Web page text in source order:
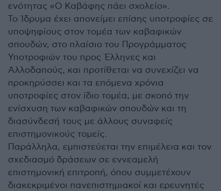
ενότητας «Ο Καβάφης πάει σχολείο».
Το Ίδρυμα έχει απονείμει επίσης υποτροφίες σε
υποψηφίους στον τομέα των καβαφικών
σπουδών, στο πλαίσιο του Προγράμματος
Υποτροφιών του προς Έλληνες και
Αλλοδαπούς, και προτίθεται να συνεχίζει να
προκηρύσσει και τα επόμενα χρόνια
υποτροφίες στον ίδιο τομέα, με σκοπό την
ενίσχυση των καβαφικών σπουδών και τη
διασύνδεσή τους με άλλους συναφείς
επιστημονικούς τομείς.
Παράλληλα, εμπιστεύεται την επιμέλεια και τον
σχεδιασμό δράσεων σε εννεαμελή
επιστημονική επιτροπή, όπου συμμετέχουν
διακεκριμένοι πανεπιστημιακοί και ερευνητές